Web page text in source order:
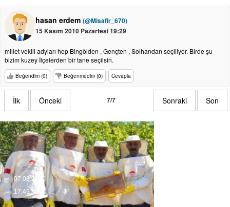
hasan erdem (@Misafir_670)
15 Kasım 2010 Pazartesi 19:29
millet vekili adyları hep Bingölden , Gençten , Solhandan seçiliyor. Birde şu
bizim kuzey İlçelerden bir tane seçilsin.
Beğendim (0) Beğenmedim (0) Cevapla
İlk Önceki 7/7 Sonraki Son
07.08.2026
17:49